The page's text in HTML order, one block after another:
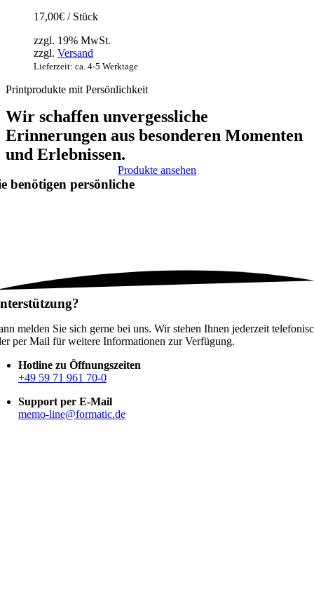
17,00€ / Stück
zzgl. 19% MwSt.
zzgl. Versand
Lieferzeit: ca. 4-5 Werktage
Printprodukte mit Persönlichkeit
Wir schaffen unvergessliche
Erinnerungen aus besonderen Momenten
und Erlebnissen.
Produkte ansehen
benötigen persönliche
melden Sie sich gerne bei uns. Wir stehen Ihnen jederzeit
per Mail für weitere Informationen zur Verfügung.
Hotline zu Öffnungszeiten
+49 59 71 961 70-0
Support per E-Mail
memo-line@formatic.de